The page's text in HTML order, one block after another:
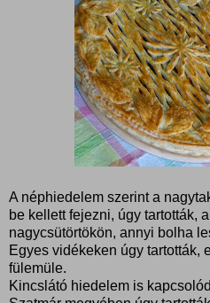
A néphiedelem szerint a
be kellett fejezni, úgy tartották,
nagycsütörtökön, annyi bolha
Egyes vidékeken úgy tartották,
fülemüle.
Kincslátó hiedelem is